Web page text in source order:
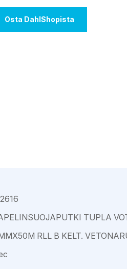
Osta DahlShopista
TUPLA
RLL B KELT.